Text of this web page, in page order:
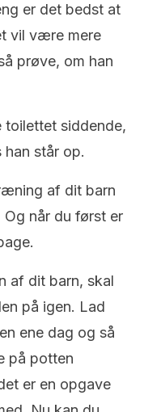
er det bedst at
vil være mere
prøve, om han
siddende,
står op.
af dit barn
når du først er
af dit barn, skal
på igen. Lad
ene dag og så
på potten
er en opgave